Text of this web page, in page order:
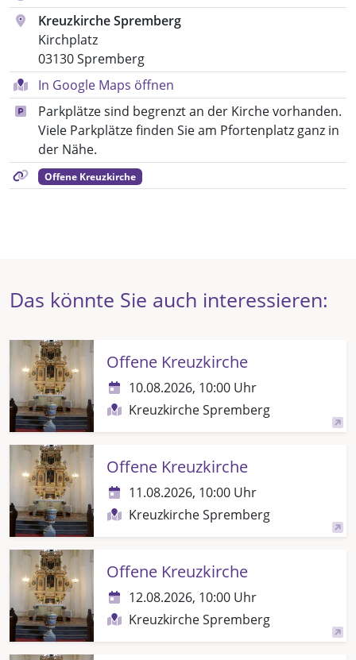
Kreuzkirche Spremberg
Kirchplatz
03130 Spremberg
In Google Maps öffnen
Parkplätze sind begrenzt an der Kirche vorhanden.
Viele Parkplätze finden Sie am Pfortenplatz ganz in
der Nähe.
Offene Kreuzkirche
Das könnte Sie auch interessieren:
Offene Kreuzkirche
10.08.2026, 10:00 Uhr
Kreuzkirche Spremberg
Offene Kreuzkirche
11.08.2026, 10:00 Uhr
Kreuzkirche Spremberg
Offene Kreuzkirche
12.08.2026, 10:00 Uhr
Kreuzkirche Spremberg